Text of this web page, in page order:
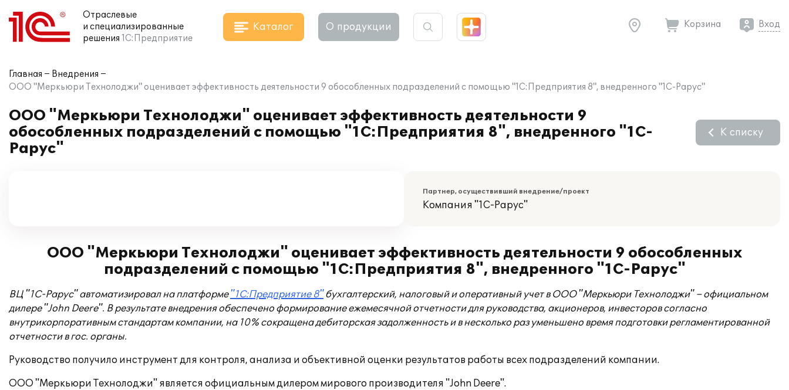
Отраслевые
и специализированные
решения 1С:Предприятие
Каталог О продукции Корзина Вход
Главная
Внедрения
ООО "Меркьюри Технолоджи" оценивает эффективность деятельности 9 обособленных подразделений с помощью "1С:Предприятия 8", внедренного "1С-Рарус"
ООО "Меркьюри Технолоджи" оценивает эффективность деятельности 9
обособленных подразделений с помощью "1С:Предприятия 8", внедренного "1С-
Рарус"
К списку
Партнер, осуществивший внедрение/проект
Компания "1С-Рарус"
ООО "Меркьюри Технолоджи" оценивает эффективность деятельности 9 обособленных
подразделений с помощью "1С:Предприятия 8", внедренного "1С-Рарус"
ВЦ "1С-Рарус" автоматизировал на платформе "1С:Предприятие 8"бухгалтерский, налоговый и оперативный учет в ООО "Меркьюри Технолоджи" – официальном
дилере "John Deere". В результате внедрения обеспечено формирование ежемесячной отчетности для руководства, акционеров, инвесторов согласно
внутрикорпоративным стандартам компании, на 10% сокращена дебиторская задолженность и в несколько раз уменьшено время подготовки регламентированной
отчетности в гос. органы.
Руководство получило инструмент для контроля, анализа и объективной оценки результатов работы всех подразделений компании.
ООО "Меркьюри Технолоджи" является официальным дилером мирового производителя "John Deere".